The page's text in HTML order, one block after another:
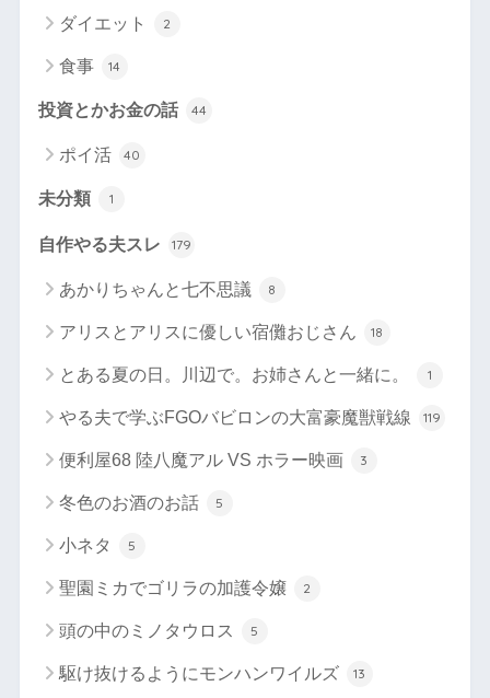
ダイエット 2
食事 14
投資とかお金の話 44
ポイ活 40
未分類 1
自作やる夫スレ 179
あかりちゃんと七不思議 8
アリスとアリスに優しい宿儺おじさん 18
とある夏の日。川辺で。お姉さんと一緒に。 1
やる夫で学ぶFGOバビロンの大富豪魔獣戦線 119
便利屋68 陸八魔アル VS ホラー映画 3
冬色のお酒のお話 5
小ネタ 5
聖園ミカでゴリラの加護令嬢 2
頭の中のミノタウロス 5
駆け抜けるようにモンハンワイルズ 13